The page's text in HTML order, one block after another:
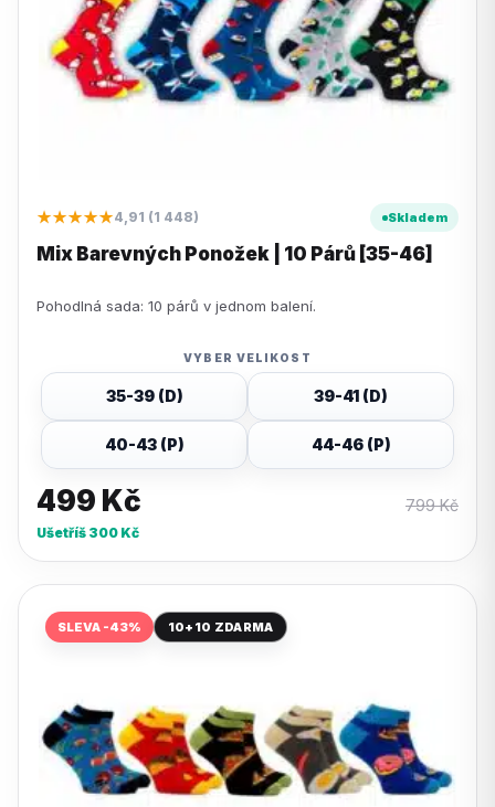
★★★★★4,91 (1 448) Skladem
Mix Barevných Ponožek | 10 Párů [35-46]
Pohodlná sada: 10 párů v jednom balení.
VYBER VELIKOST
35-39 (D) 39-41 (D)
40-43 (P) 44-46 (P)
499 Kč 799Kč
Ušetříš 300 Kč
SLEVA -43% 10+10 ZDARMA